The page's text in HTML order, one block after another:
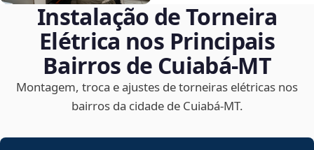
Instalação de Torneira
Elétrica nos Principais
Bairros de Cuiabá‑MT
Montagem, troca e ajustes de torneiras elétricas nos
bairros da cidade de Cuiabá‑MT.